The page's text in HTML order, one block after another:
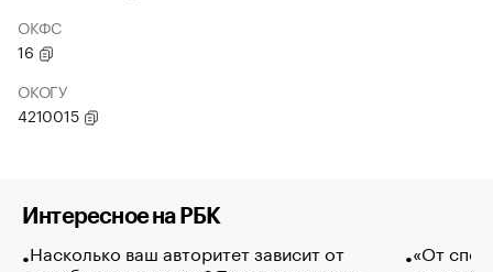
ОКФС
16
ОКОГУ
4210015
Интересное на РБК
Насколько ваш авторитет зависит от
«От